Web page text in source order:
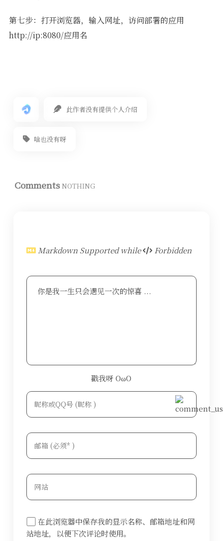
第七步：打开浏览器，输入网址，访问部署的应用
http://ip:8080/应用名
此作者没有提供个人介绍
啥也没有呀
CommentsNOTHING
Markdown Supported while Forbidden
你是我一生只会遇见一次的惊喜 ...
戳我呀 OωO
bilibili~
Tieba (=・ω・=)
在此浏览器中保存我的显示名称、邮箱地址和网
站地址，以便下次评论时使用。